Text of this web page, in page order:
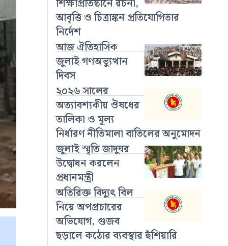
শিক্ষাপ্রতিষ্ঠানে রচনা,
আবৃত্তি ও চিত্রাঙ্কন প্রতিযোগিতার
নির্দেশ
আজ ঐতিহাসিক
জুলাই গণঅভ্যুত্থান
দিবস
২০২৬ সালের
অত্যাবশ্যকীয় ঔষধের
তালিকা ও মূল্য
নির্ধারণ নীতিমালা বাতিলের অনুমোদন
জুলাই স্মৃতি জাদুঘর
উদ্বোধন করলেন
প্রধানমন্ত্রী
অতিরিক্ত বিদ্যুৎ বিল
নিয়ে অপপ্রচারের
অভিযোগ, গুজব
ছড়ালে কঠোর ব্যবস্থার হুঁশিয়ারি